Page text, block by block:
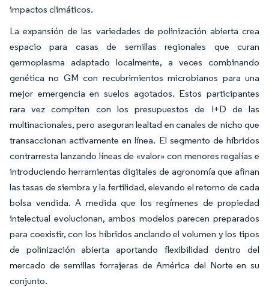
impactos climáticos.
La expansión de las variedades de polinización abierta crea
espacio para casas de semillas regionales que curan
germoplasma adaptado localmente, a veces combinando
genética no GM con recubrimientos microbianos para una
mejor emergencia en suelos agotados. Estos participantes
rara vez compiten con los presupuestos de I+D de las
multinacionales, pero aseguran lealtad en canales de nicho que
transaccionan activamente en línea. El segmento de híbridos
contrarresta lanzando líneas de «valor» con menores regalías e
introduciendo herramientas digitales de agronomía que afinan
las tasas de siembra y la fertilidad, elevando el retorno de cada
bolsa vendida. A medida que los regímenes de propiedad
intelectual evolucionan, ambos modelos parecen preparados
para coexistir, con los híbridos anclando el volumen y los tipos
de polinización abierta aportando flexibilidad dentro del
mercado de semillas forrajeras de América del Norte en su
conjunto.